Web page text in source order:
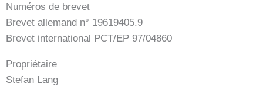
Numéros de brevet
Brevet allemand n° 19619405.9
Brevet international PCT/EP 97/04860
Propriétaire
Stefan Lang